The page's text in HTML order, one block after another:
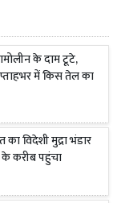
के दाम टूटे,
में किस तेल का
का विदेशी मुद्रा भंडार
के करीब पहुंचा